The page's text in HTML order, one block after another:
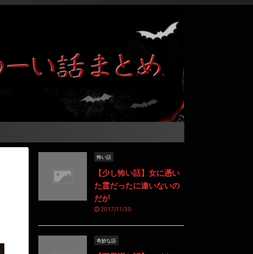
怖い話
【少し怖い話】女に憑い
た霊だったに違いないの
だが
2017/11/30
奇妙な話